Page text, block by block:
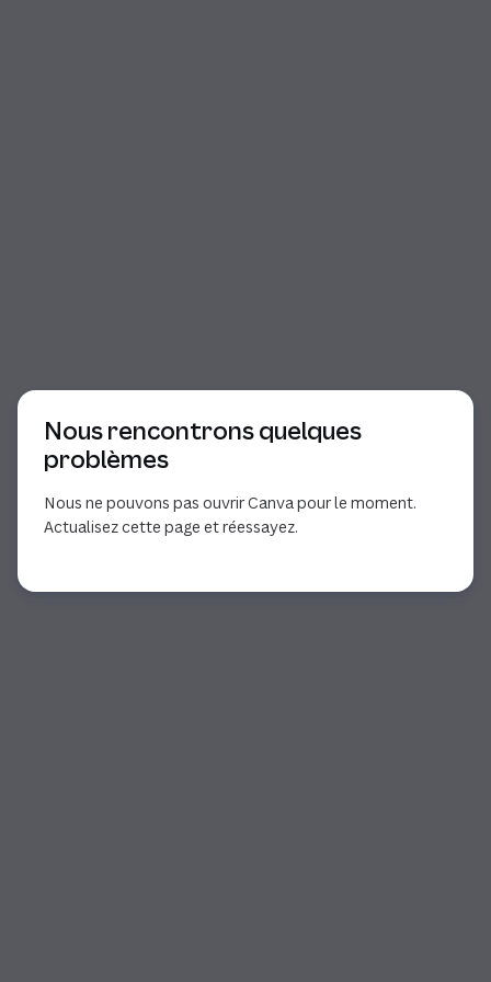
Nous rencontrons quelques
problèmes
Nous ne pouvons pas ouvrir Canva pour le moment.
Actualisez cette page et réessayez.